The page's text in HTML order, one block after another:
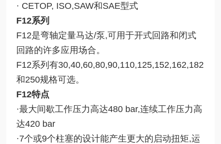
· CETOP, ISO,SAW和SAE型式
F12系列
F12是弯轴定量马达/泵,可用于开式回路和闭式
回路的许多应用场合。
F12系列有30,40,60,80,90,110,125,152,162,182
和250规格可选。
F12特点
·最大间歇工作压力高达480 bar,连续工作压力高
达420 bar
·7个或9个柱塞的设计能产生更大的启动扭矩,运